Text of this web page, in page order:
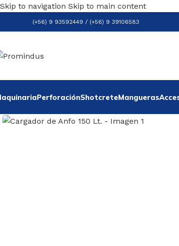
Skip to navigation Skip to main content
(+56) 9 93592449 / (+56) 9 39106583
PerforaciónShotcreteMangueras